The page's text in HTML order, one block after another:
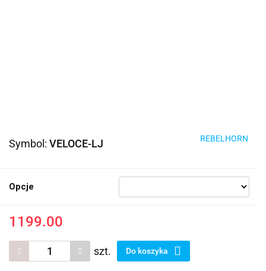
Symbol: VELOCE-LJ REBELHORN
Opcje
1199.00
szt. Do koszyka